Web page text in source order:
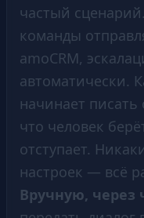
частый
команды
amoCRM,
автоматически.
начинает писать
что человек
отступает.
настроек — всё
Вручную, через